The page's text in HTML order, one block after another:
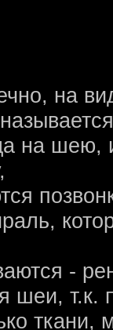
на
на шею,
-
шеи, т.к.